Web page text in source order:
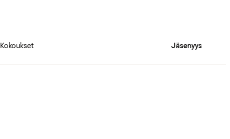
Kokoukset Jäsenyys